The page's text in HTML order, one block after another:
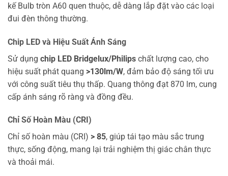
kế Bulb tròn A60 quen thuộc, dễ dàng lắp đặt vào các loại
đui đèn thông thường.
Chip LED và Hiệu Suất Ánh Sáng
Sử dụng chip LED Bridgelux/Philips chất lượng cao, cho
hiệu suất phát quang >130lm/W, đảm bảo độ sáng tối ưu
với công suất tiêu thụ thấp. Quang thông đạt 870 lm, cung
cấp ánh sáng rõ ràng và đồng đều.
Chỉ Số Hoàn Màu (CRI)
Chỉ số hoàn màu (CRI) > 85, giúp tái tạo màu sắc trung
thực, sống động, mang lại trải nghiệm thị giác chân thực
và thoải mái.